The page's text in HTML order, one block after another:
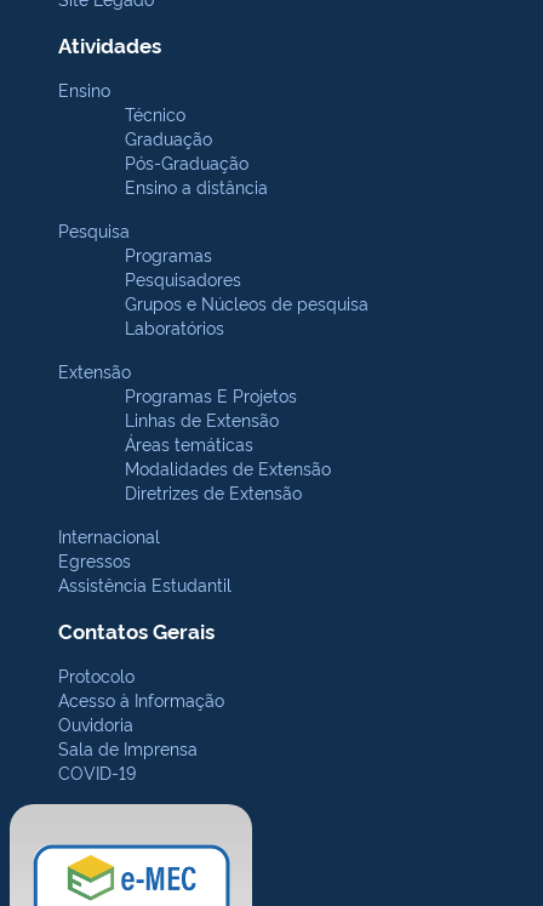
Atividades
Ensino
Técnico
Graduação
Pós-Graduação
Ensino a distância
Pesquisa
Programas
Pesquisadores
Grupos e Núcleos de pesquisa
Laboratórios
Extensão
Programas E Projetos
Linhas de Extensão
Áreas temáticas
Modalidades de Extensão
Diretrizes de Extensão
Internacional
Egressos
Assistência Estudantil
Contatos Gerais
Protocolo
Acesso à Informação
Ouvidoria
Sala de Imprensa
COVID-19